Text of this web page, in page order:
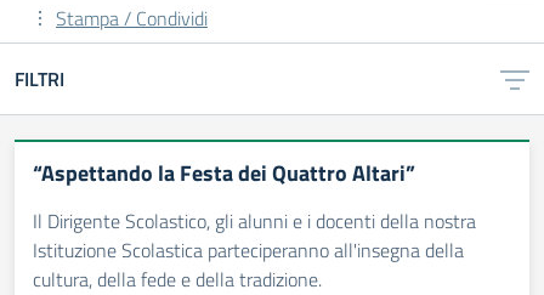
Stampa / Condividi
FILTRI
“Aspettando la Festa dei Quattro Altari”
Il Dirigente Scolastico, gli alunni e i docenti della nostra
Istituzione Scolastica parteciperanno all'insegna della
cultura, della fede e della tradizione.